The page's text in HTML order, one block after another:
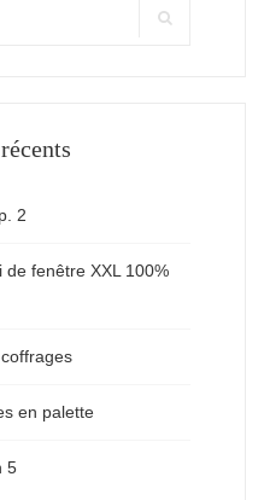
2
de fenêtre XXL 100%
en palette
5